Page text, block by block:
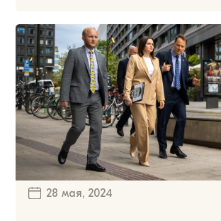
28 мая, 2024